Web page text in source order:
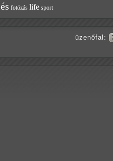
fotózás life sport
üzenőfal :